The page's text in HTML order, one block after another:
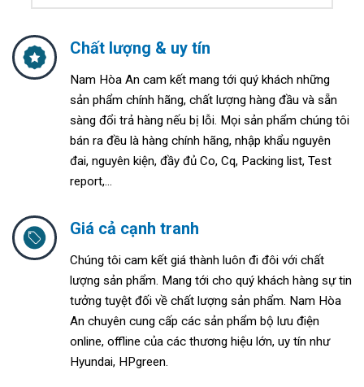
Chất lượng & uy tín
Nam Hòa An cam kết mang tới quý khách những
sản phẩm chính hãng, chất lượng hàng đầu và sẵn
sàng đổi trả hàng nếu bị lỗi. Mọi sản phẩm chúng tôi
bán ra đều là hàng chính hãng, nhập khẩu nguyên
đai, nguyên kiện, đầy đủ Co, Cq, Packing list, Test
report,...
Giá cả cạnh tranh
Chúng tôi cam kết giá thành luôn đi đôi với chất
lượng sản phẩm. Mang tới cho quý khách hàng sự tin
tưởng tuyệt đối về chất lượng sản phẩm. Nam Hòa
An chuyên cung cấp các sản phẩm bộ lưu điện
online, offline của các thương hiệu lớn, uy tín như
Hyundai, HPgreen.